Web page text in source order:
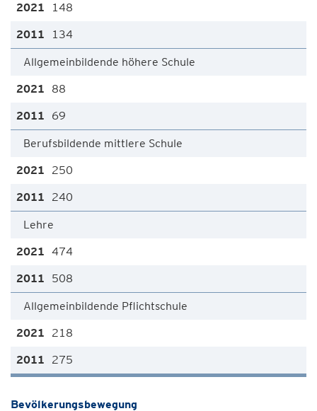
148
134
Allgemeinbildende höhere Schule
88
69
Berufsbildende mittlere Schule
250
240
Lehre
474
508
Allgemeinbildende Pflichtschule
218
275
Bevölkerungsbewegung